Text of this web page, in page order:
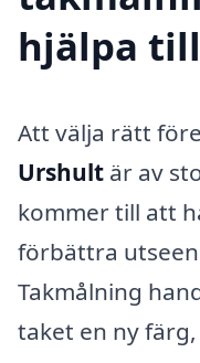
hjälpa
Att välja rätt
Urshult är av
kommer till att
förbättra
Takmålning
taket en ny